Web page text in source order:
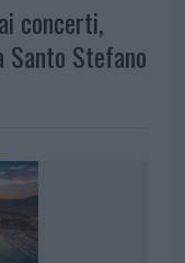
concerti,
Stefano